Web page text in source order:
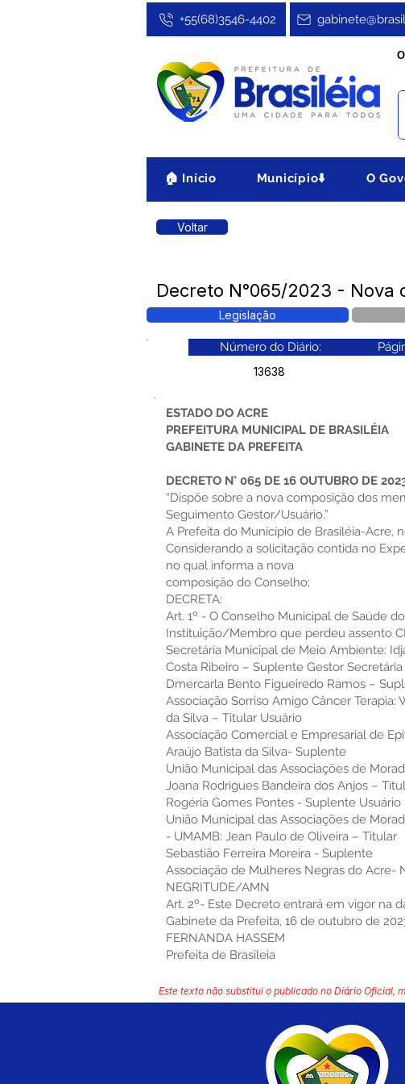
+55(68)3546-4402
🏠 Início Município⬇️ O
Voltar
Decreto N°065/2023 -
Legislação
Número do Diário:
13638
ESTADO DO ACRE
PREFEITURA MUNICIPAL DE BRASILÉIA
GABINETE DA PREFEITA
DECRETO N° 065 DE 16 OUTUBRO DE
“Dispõe sobre a nova composição dos
Seguimento Gestor/Usuário.”
A Prefeita do Município de Brasiléia-Acre,
Considerando a solicitação contida no
no qual informa a nova
composição do Conselho;
DECRETA:
Art. 1º - O Conselho Municipal de Saúde
Instituição/Membro que perdeu assento
Secretária Municipal de Meio Ambiente:
Costa Ribeiro – Suplente Gestor
Dmercarla Bento Figueiredo Ramos –
Associação Sorriso Amigo Câncer Terapia:
da Silva – Titular Usuário
Associação Comercial e Empresarial de
Araújo Batista da Silva- Suplente
União Municipal das Associações de
Joana Rodrigues Bandeira dos Anjos –
Rogéria Gomes Pontes - Suplente Usuário
União Municipal das Associações de
- UMAMB: Jean Paulo de Oliveira – Titular
Sebastião Ferreira Moreira - Suplente
Associação de Mulheres Negras do Acre-
NEGRITUDE/AMN
Art. 2º- Este Decreto entrará em vigor na
Gabinete da Prefeita, 16 de outubro de
FERNANDA HASSEM
Prefeita de Brasileia
Este texto não substitui o publicado no Diário Oficial,